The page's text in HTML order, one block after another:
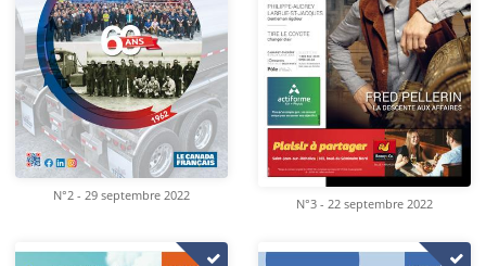
N°2 - 29 septembre 2022
N°3 - 22 septembre 2022